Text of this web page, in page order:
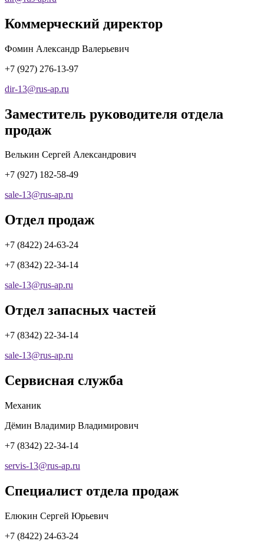
Коммерческий директор
Фомин Александр Валерьевич
+7 (927) 276-13-97
dir-13@rus-ap.ru
Заместитель руководителя отдела
продаж
Велькин Сергей Александрович
+7 (927) 182-58-49
sale-13@rus-ap.ru
Отдел продаж
+7 (8422) 24-63-24
+7 (8342) 22-34-14
sale-13@rus-ap.ru
Отдел запасных частей
+7 (8342) 22-34-14
sale-13@rus-ap.ru
Сервисная служба
Механик
Дёмин Владимир Владимирович
+7 (8342) 22-34-14
servis-13@rus-ap.ru
Cпециалист отдела продаж
Елюкин Сергей Юрьевич
+7 (8422) 24-63-24